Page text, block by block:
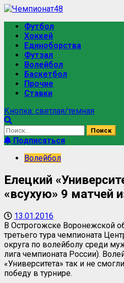
Футбол
Хоккей
Единоборства
Футзал
Волейбол
Баскетбол
Прочие
Ставки
Кнопка: светлая/темная
Подписаться
Волейбол
Елецкий
«всухую» 9 матчей
13.01.2016
В Острогожске Воронежской
третьего тура чемпионата
округа по волейболу среди
лига чемпионата России).
«Университета» так и не
победу в турнире.